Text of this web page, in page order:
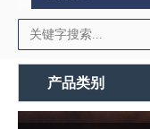
产品类别